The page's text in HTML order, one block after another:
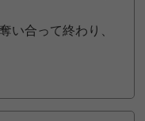
い合って終わり、